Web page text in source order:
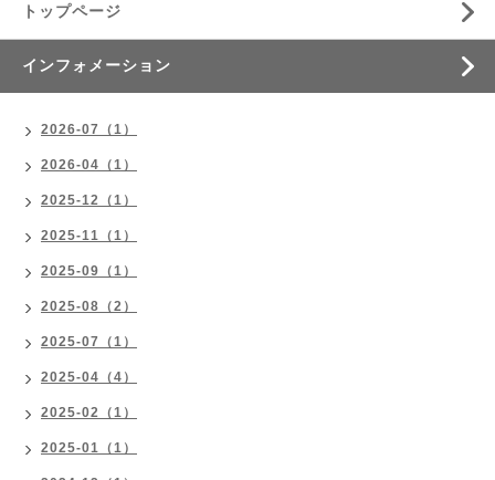
トップページ
インフォメーション
2026-07（1）
2026-04（1）
2025-12（1）
2025-11（1）
2025-09（1）
2025-08（2）
2025-07（1）
2025-04（4）
2025-02（1）
2025-01（1）